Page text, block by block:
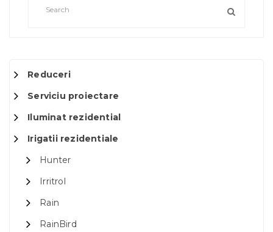
Reduceri
Serviciu proiectare
Iluminat rezidential
Irigatii rezidentiale
Hunter
Irritrol
Rain
RainBird